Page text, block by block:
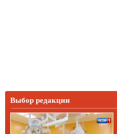
Выбор редакции